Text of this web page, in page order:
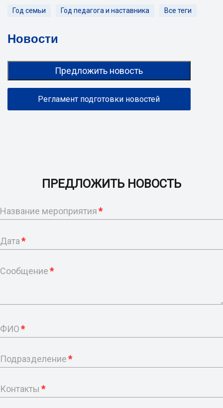
Год семьи Год педагога и наставника Все теги
Новости
Предложить новость
Регламент подготовки новостей
ПРЕДЛОЖИТЬ НОВОСТЬ
Название мероприятия*
Дата*
Сообщение*
ФИО*
Подразделение*
Контакты *